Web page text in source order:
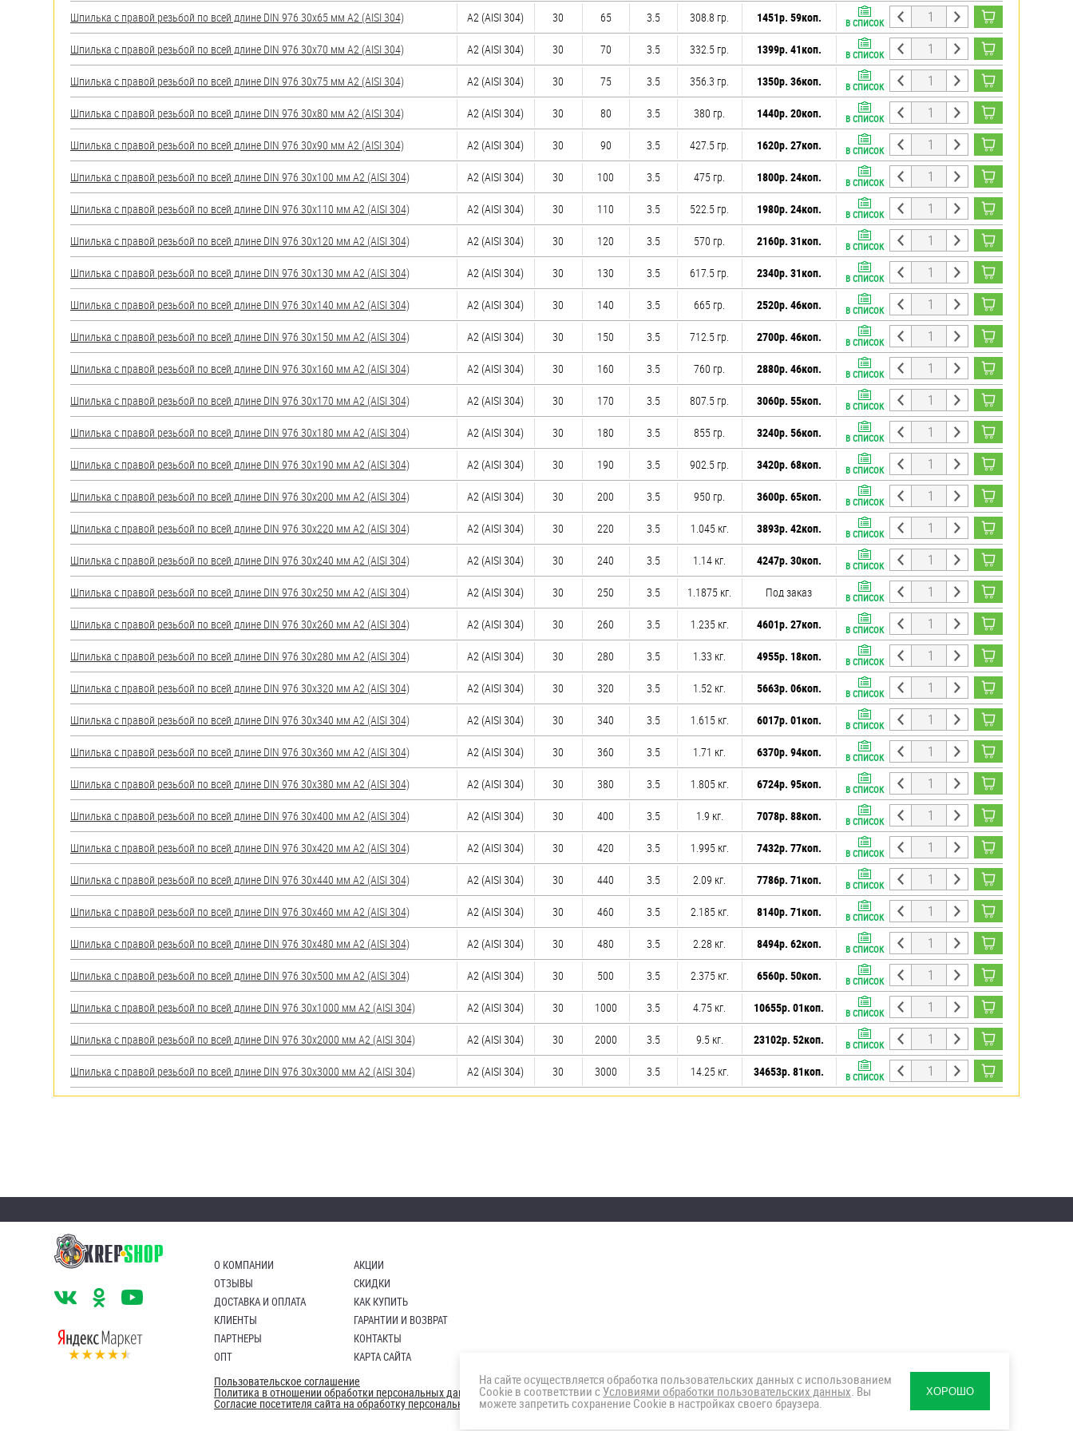
Пробки
Саморезы и шурупы
Стопорные кольца
Такелаж
Хомуты
Шайбы
Шпильки
Шплинты
Штифты и пальцы
Шпилька с правой резьбой по всей длине DIN 976 30х65 мм А2 (AISI 304) А2 (AISI 304) 30 65 3.5 308.8 гр. 1451р. 59коп. В СПИСОК
Шпилька с правой резьбой по всей длине DIN 976 30х70 мм А2 (AISI 304) А2 (AISI 304) 30 70 3.5 332.5 гр. 1399р. 41коп. В СПИСОК
Шпилька с правой резьбой по всей длине DIN 976 30х75 мм А2 (AISI 304) А2 (AISI 304) 30 75 3.5 356.3 гр. 1350р. 36коп. В СПИСОК
Шпилька с правой резьбой по всей длине DIN 976 30х80 мм А2 (AISI 304) А2 (AISI 304) 30 80 3.5 380 гр. 1440р. 20коп. В СПИСОК
Шпилька с правой резьбой по всей длине DIN 976 30х90 мм А2 (AISI 304) А2 (AISI 304) 30 90 3.5 427.5 гр. 1620р. 27коп. В СПИСОК
Шпилька с правой резьбой по всей длине DIN 976 30х100 мм А2 (AISI 304) А2 (AISI 304) 30 100 3.5 475 гр. 1800р. 24коп. В СПИСОК
Шпилька с правой резьбой по всей длине DIN 976 30х110 мм А2 (AISI 304) А2 (AISI 304) 30 110 3.5 522.5 гр. 1980р. 24коп. В СПИСОК
Шпилька с правой резьбой по всей длине DIN 976 30х120 мм А2 (AISI 304) А2 (AISI 304) 30 120 3.5 570 гр. 2160р. 31коп. В СПИСОК
Шпилька с правой резьбой по всей длине DIN 976 30х130 мм А2 (AISI 304) А2 (AISI 304) 30 130 3.5 617.5 гр. 2340р. 31коп. В СПИСОК
Шпилька с правой резьбой по всей длине DIN 976 30х140 мм А2 (AISI 304) А2 (AISI 304) 30 140 3.5 665 гр. 2520р. 46коп. В СПИСОК
Шпилька с правой резьбой по всей длине DIN 976 30х150 мм А2 (AISI 304) А2 (AISI 304) 30 150 3.5 712.5 гр. 2700р. 46коп. В СПИСОК
Шпилька с правой резьбой по всей длине DIN 976 30х160 мм А2 (AISI 304) А2 (AISI 304) 30 160 3.5 760 гр. 2880р. 46коп. В СПИСОК
Шпилька с правой резьбой по всей длине DIN 976 30х170 мм А2 (AISI 304) А2 (AISI 304) 30 170 3.5 807.5 гр. 3060р. 55коп. В СПИСОК
Шпилька с правой резьбой по всей длине DIN 976 30х180 мм А2 (AISI 304) А2 (AISI 304) 30 180 3.5 855 гр. 3240р. 56коп. В СПИСОК
Шпилька с правой резьбой по всей длине DIN 976 30х190 мм А2 (AISI 304) А2 (AISI 304) 30 190 3.5 902.5 гр. 3420р. 68коп. В СПИСОК
Шпилька с правой резьбой по всей длине DIN 976 30х200 мм А2 (AISI 304) А2 (AISI 304) 30 200 3.5 950 гр. 3600р. 65коп. В СПИСОК
Шпилька с правой резьбой по всей длине DIN 976 30х220 мм А2 (AISI 304) А2 (AISI 304) 30 220 3.5 1.045 кг. 3893р. 42коп. В СПИСОК
Шпилька с правой резьбой по всей длине DIN 976 30х240 мм А2 (AISI 304) А2 (AISI 304) 30 240 3.5 1.14 кг. 4247р. 30коп. В СПИСОК
Шпилька с правой резьбой по всей длине DIN 976 30х250 мм А2 (AISI 304) А2 (AISI 304) 30 250 3.5 1.1875 кг. Под заказ В СПИСОК
Шпилька с правой резьбой по всей длине DIN 976 30х260 мм А2 (AISI 304) А2 (AISI 304) 30 260 3.5 1.235 кг. 4601р. 27коп. В СПИСОК
Шпилька с правой резьбой по всей длине DIN 976 30х280 мм А2 (AISI 304) А2 (AISI 304) 30 280 3.5 1.33 кг. 4955р. 18коп. В СПИСОК
Шпилька с правой резьбой по всей длине DIN 976 30х320 мм А2 (AISI 304) А2 (AISI 304) 30 320 3.5 1.52 кг. 5663р. 06коп. В СПИСОК
Шпилька с правой резьбой по всей длине DIN 976 30х340 мм А2 (AISI 304) А2 (AISI 304) 30 340 3.5 1.615 кг. 6017р. 01коп. В СПИСОК
Шпилька с правой резьбой по всей длине DIN 976 30х360 мм А2 (AISI 304) А2 (AISI 304) 30 360 3.5 1.71 кг. 6370р. 94коп. В СПИСОК
Шпилька с правой резьбой по всей длине DIN 976 30х380 мм А2 (AISI 304) А2 (AISI 304) 30 380 3.5 1.805 кг. 6724р. 95коп. В СПИСОК
Шпилька с правой резьбой по всей длине DIN 976 30х400 мм А2 (AISI 304) А2 (AISI 304) 30 400 3.5 1.9 кг. 7078р. 88коп. В СПИСОК
Шпилька с правой резьбой по всей длине DIN 976 30х420 мм А2 (AISI 304) А2 (AISI 304) 30 420 3.5 1.995 кг. 7432р. 77коп. В СПИСОК
Шпилька с правой резьбой по всей длине DIN 976 30х440 мм А2 (AISI 304) А2 (AISI 304) 30 440 3.5 2.09 кг. 7786р. 71коп. В СПИСОК
Шпилька с правой резьбой по всей длине DIN 976 30х460 мм А2 (AISI 304) А2 (AISI 304) 30 460 3.5 2.185 кг. 8140р. 71коп. В СПИСОК
Шпилька с правой резьбой по всей длине DIN 976 30х480 мм А2 (AISI 304) А2 (AISI 304) 30 480 3.5 2.28 кг. 8494р. 62коп. В СПИСОК
Шпилька с правой резьбой по всей длине DIN 976 30х500 мм А2 (AISI 304) А2 (AISI 304) 30 500 3.5 2.375 кг. 6560р. 50коп. В СПИСОК
Шпилька с правой резьбой по всей длине DIN 976 30х1000 мм А2 (AISI 304) А2 (AISI 304) 30 1000 3.5 4.75 кг. 10655р. 01коп. В СПИСОК
Шпилька с правой резьбой по всей длине DIN 976 30х2000 мм А2 (AISI 304) А2 (AISI 304) 30 2000 3.5 9.5 кг. 23102р. 52коп. В СПИСОК
Шпилька с правой резьбой по всей длине DIN 976 30х3000 мм А2 (AISI 304) А2 (AISI 304) 30 3000 3.5 14.25 кг. 34653р. 81коп. В СПИСОК
О КОМПАНИИ
ОТЗЫВЫ
ДОСТАВКА И ОПЛАТА
КЛИЕНТЫ
ПАРТНЕРЫ
ОПТ
АКЦИИ
СКИДКИ
КАК КУПИТЬ
ГАРАНТИИ И ВОЗВРАТ
КОНТАКТЫ
КАРТА САЙТА
Пользовательское соглашение
Политика в отношении обработки персональных данных
Согласие посетителя сайта на обработку персональных данны
На сайте осуществляется обработка пользовательских данных с использованием
Cookie в соответствии с Условиями обработки пользовательских данных . Вы
можете запретить сохранение Cookie в настройках своего браузера.
ХОРОШО